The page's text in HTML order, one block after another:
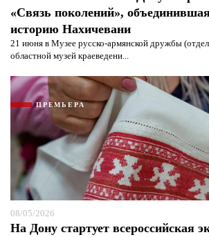
«Связь поколений»,
историю Нахичевани
21 июня в Музее русско-армянской дружбы
областной музей краеведени...
ПРЕМЬЕРА
08/05/2026
На Дону стартует всероссийская